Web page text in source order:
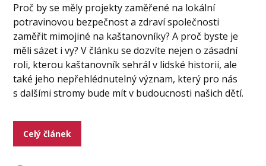
Proč by se měly projekty zaměřené na lokální
potravinovou bezpečnost a zdraví společnosti
zaměřit mimojiné na kaštanovníky? A proč byste je
měli sázet i vy? V článku se dozvíte nejen o zásadní
roli, kterou kaštanovník sehrál v lidské historii, ale
také jeho nepřehlédnutelný význam, který pro nás
s dalšími stromy bude mít v budoucnosti našich dětí.
Celý článek